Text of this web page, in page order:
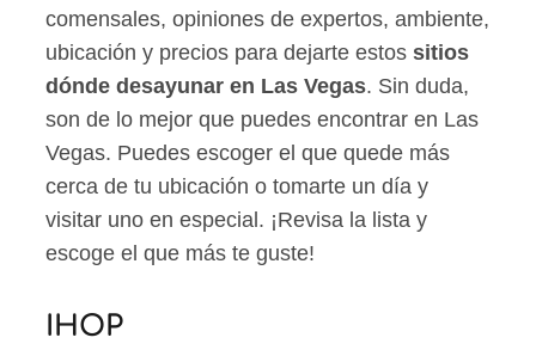
comensales, opiniones de expertos, ambiente,
ubicación y precios para dejarte estossitios
dónde desayunar en Las Vegas. Sin duda,
son de lo mejor que puedes encontrar en Las
Vegas. Puedes escoger el que quede más
cerca de tu ubicación o tomarte un día y
visitar uno en especial. ¡Revisa la lista y
escoge el que más te guste!
IHOP